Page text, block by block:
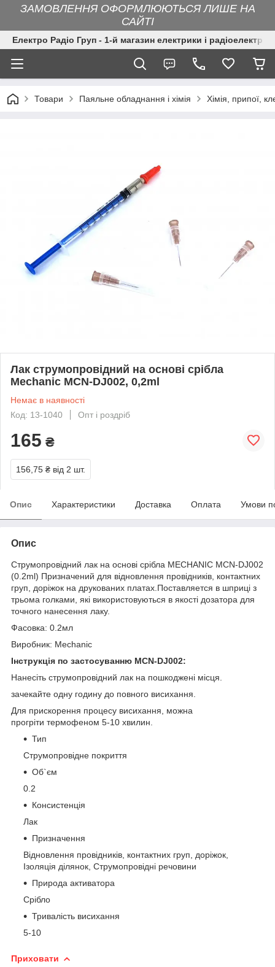
ЗАМОВЛЕННЯ ОФОРМЛЮЮТЬСЯ ЛИШЕ НА
САЙТІ
Електро Радіо Груп - 1-й магазин електрики і
Товари Паяльне обладнання і хімія Хімія, припої,
Лак струмопровідний на основі срібла
Mechanic MCN-DJ002, 0,2ml
Немає в наявності
Код: 13-1040
Опт і роздріб
165 ₴
156,75 ₴ від 2 шт.
Опис Характеристики Доставка Оплата Умови
Опис
Струмопровідний лак на основі срібла MECHANIC MCN-DJ002
(0.2ml) Призначений для відновлення провідників, контактних
груп, доріжок на друкованих платах.Поставляется в шприці з
трьома голками, які використовуються в якості дозатора для
точного нанесення лаку.
Фасовка: 0.2мл
Виробник: Mechanic
Інструкція по застосуванню MCN-DJ002:
Нанесіть струмопровідний лак на пошкоджені місця.
зачекайте одну годину до повного висихання.
Для прискорення процесу висихання, можна
прогріти термофеном 5-10 хвилин.
Тип
Струмопровідне покриття
Об`єм
0.2
Консистенція
Лак
Призначення
Відновлення провідників, контактних груп, доріжок,
Ізоляція ділянок, Струмопровідні речовини
Природа активатора
Срібло
Тривалість висихання
5-10
Приховати